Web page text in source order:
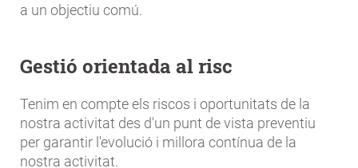
a un objectiu comú.
Gestió orientada al risc
Tenim en compte els riscos i oportunitats de la
nostra activitat des d'un punt de vista preventiu
per garantir l'evolució i millora contínua de la
nostra activitat.